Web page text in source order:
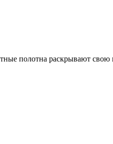
полотна раскрывают свою